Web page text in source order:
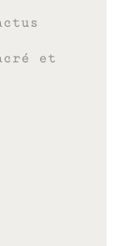
et